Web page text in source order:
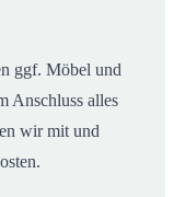
ggf. Möbel und
Anschluss alles
wir mit und